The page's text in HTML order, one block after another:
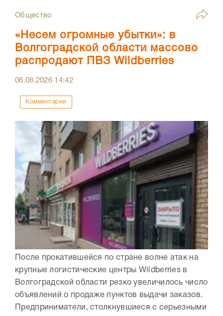
Общество
«Несем огромные убытки»: в
Волгоградской области массово
распродают ПВЗ Wildberries
06.08.2026 14:42
Комментарии
После прокатившейся по стране волне атак на
крупные логистические центры Wildberries в
Волгоградской области резко увеличилось число
объявлений о продаже пунктов выдачи заказов.
Предприниматели, столкнувшиеся с серьезными